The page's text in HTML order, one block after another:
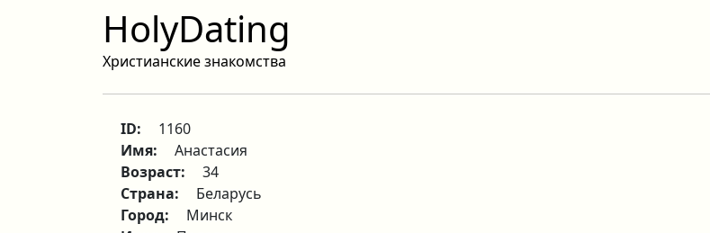
HolyDating
Христианские знакомства
ID:
1160
Имя:
Анастасия
Возраст:
34
Страна:
Беларусь
Город:
Минск